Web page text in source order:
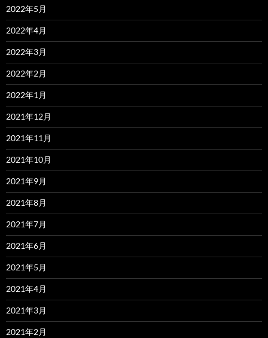
2022年5月
2022年4月
2022年3月
2022年2月
2022年1月
2021年12月
2021年11月
2021年10月
2021年9月
2021年8月
2021年7月
2021年6月
2021年5月
2021年4月
2021年3月
2021年2月